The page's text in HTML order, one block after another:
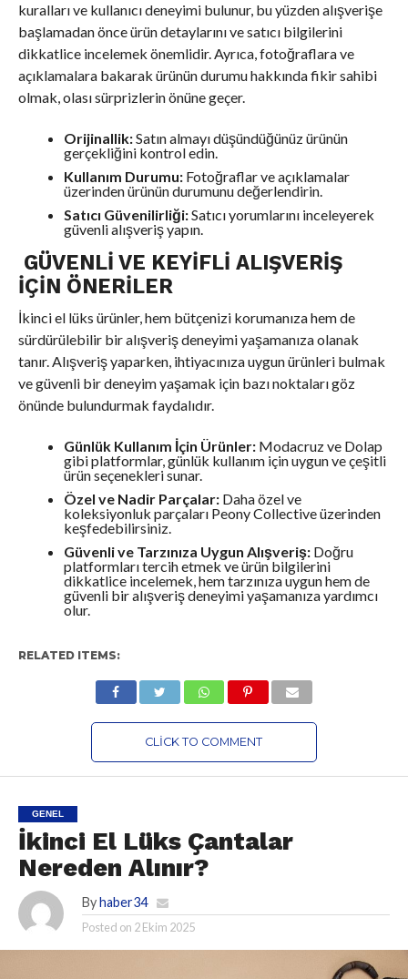
kuralları ve kullanıcı deneyimi bulunur, bu yüzden alışverişe
başlamadan önce ürün detaylarını ve satıcı bilgilerini
dikkatlice incelemek önemlidir. Ayrıca, fotoğraflara ve
açıklamalara bakarak ürünün durumu hakkında fikir sahibi
olmak, olası sürprizlerin önüne geçer.
Orijinallik:Satın almayı düşündüğünüz ürünün
gerçekliğini kontrol edin.
Kullanım Durumu:Fotoğraflar ve açıklamalar
üzerinden ürünün durumunu değerlendirin.
Satıcı Güvenilirliği:Satıcı yorumlarını inceleyerek
güvenli alışveriş yapın.
GÜVENLI VE KEYIFLI ALIŞVERIŞ
İÇIN ÖNERILER
İkinci el lüks ürünler, hem bütçenizi korumanıza hem de
sürdürülebilir bir alışveriş deneyimi yaşamanıza olanak
tanır. Alışveriş yaparken, ihtiyacınıza uygun ürünleri bulmak
ve güvenli bir deneyim yaşamak için bazı noktaları göz
önünde bulundurmak faydalıdır.
Günlük Kullanım İçin Ürünler:Modacruz ve Dolap
gibi platformlar, günlük kullanım için uygun ve çeşitli
ürün seçenekleri sunar.
Özel ve Nadir Parçalar:Daha özel ve
koleksiyonluk parçaları Peony Collective üzerinden
keşfedebilirsiniz.
Güvenli ve Tarzınıza Uygun Alışveriş:Doğru
platformları tercih etmek ve ürün bilgilerini
dikkatlice incelemek, hem tarzınıza uygun hem de
güvenli bir alışveriş deneyimi yaşamanıza yardımcı
olur.
RELATED ITEMS:
CLICK TO COMMENT
GENEL
İkinci El Lüks Çantalar
Nereden Alınır?
By haber34
Posted on 2 Ekim 2025